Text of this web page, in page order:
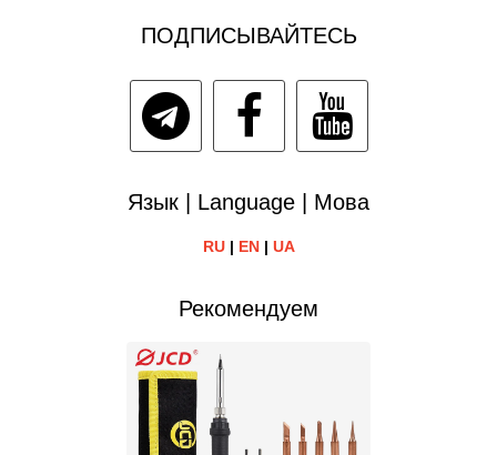
ПОДПИСЫВАЙТЕСЬ
Язык | Language | Мова
RU| EN| UA
Рекомендуем